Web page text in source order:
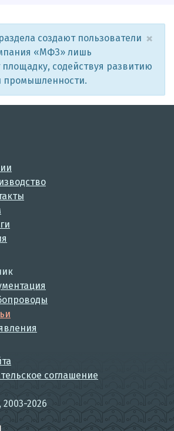
×
создают пользователи
«МФЗ» лишь
площадку, содействуя развитию
промышленности.
соглашение
2026